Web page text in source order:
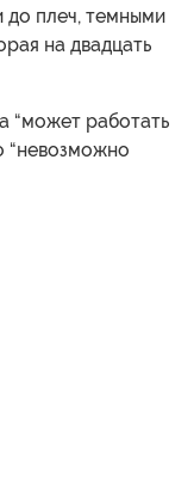
плеч, темными
на двадцать
“может работать
“невозможно